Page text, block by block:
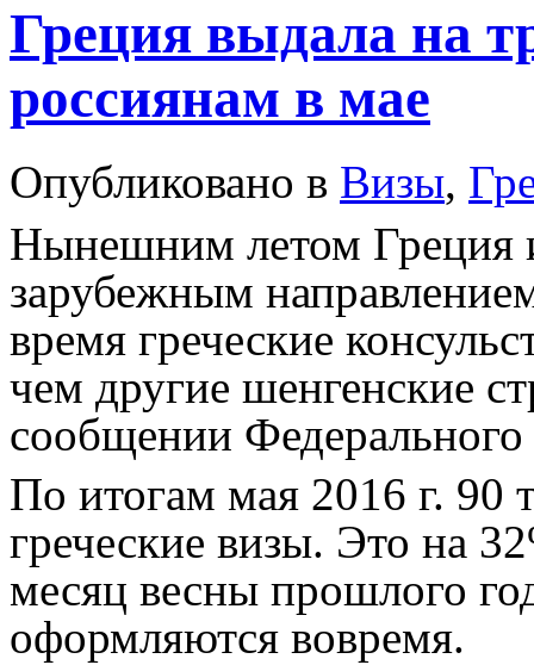
Греция выдала на
россиянам в мае
Опубликовано в Визы,
Нынешним летом Греция
зарубежным
время греческие
чем другие шенгенские
сообщении
По итогам мая 2016 г. 90
греческие визы. Это на
месяц весны прошлого
оформляются вовремя.